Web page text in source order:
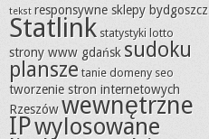
tekst responsywne sklepy bydgoszcz
Statlink statystyki lotto
strony www gdańsk sudoku
plansze tanie domeny seo
tworzenie stron internetowych
Rzeszówwewnętrzne
IPwylosowane